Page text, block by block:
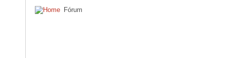
Fórum